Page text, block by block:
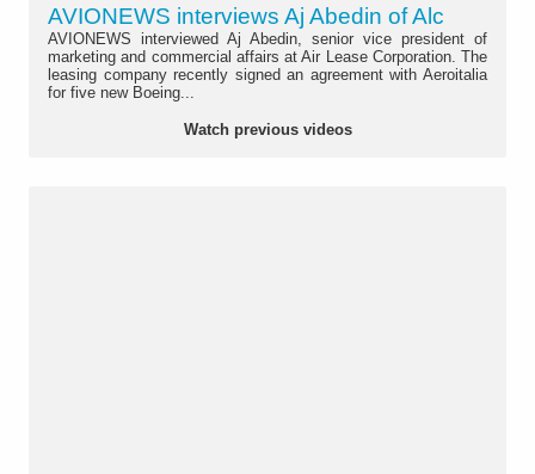
AVIONEWS interviews Aj Abedin of Alc
AVIONEWS interviewed Aj Abedin, senior vice president of
marketing and commercial affairs at Air Lease Corporation. The
leasing company recently signed an agreement with Aeroitalia
for five new Boeing...
Watch previous videos